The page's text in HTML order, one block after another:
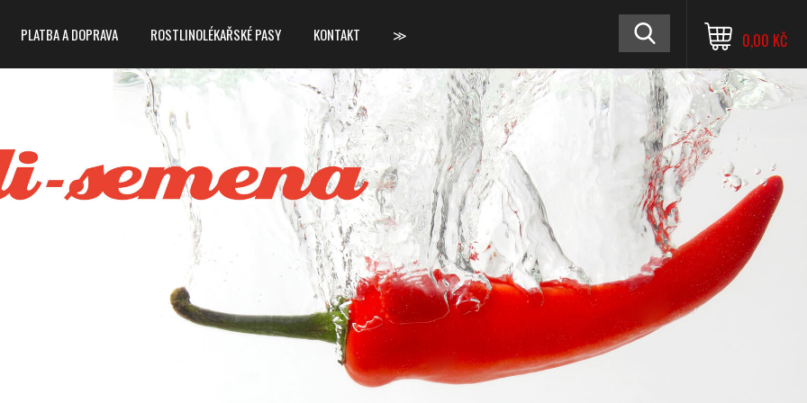
PLATBA A DOPRAVA ROSTLINOLÉKAŘSKÉ PASY KONTAKT ≫ 0,00 KČ